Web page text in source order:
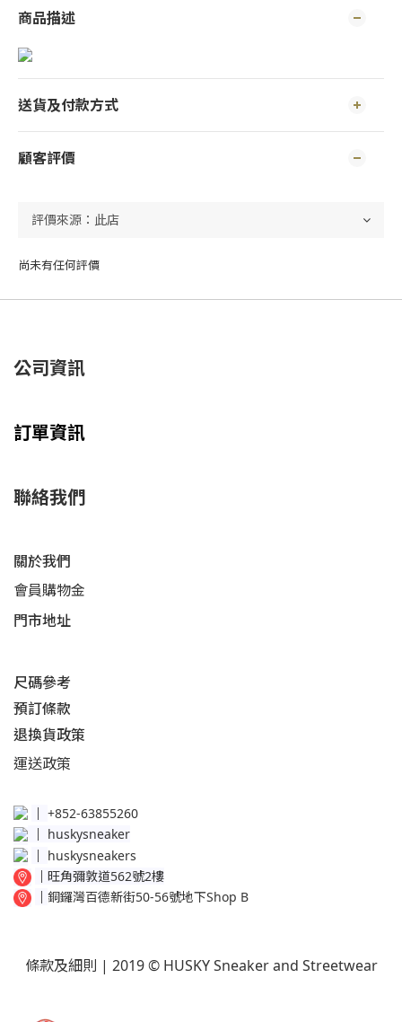
商品描述
送貨及付款方式
顧客評價
尚未有任何評價
公司資訊
訂單資訊
聯絡我們
關於我們
會員購物金
門市地址
尺碼參考
預訂條款
退換貨政策​
運送政策​
│ +852-63855260
huskysneaker
│ huskysneakers
│ 旺角彌敦道562號2樓
│ 銅鑼灣百德新街50-56號地下Shop B
條款及細則 | 2019 © HUSKY Sneaker and Streetwear